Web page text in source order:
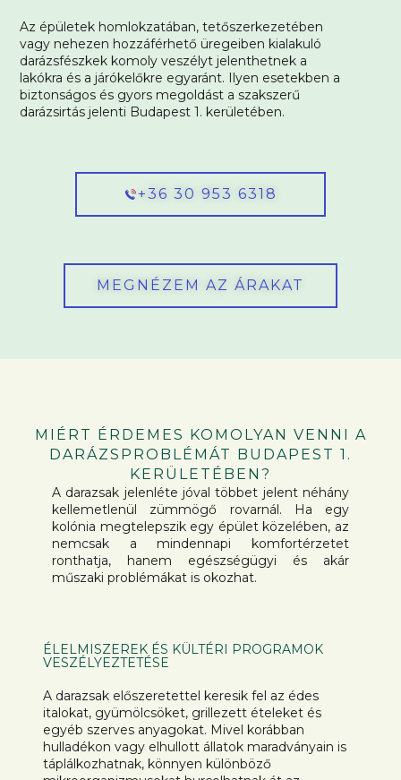
Az épületek homlokzatában, tetőszerkezetében
vagy nehezen hozzáférhető üregeiben kialakuló
darázsfészkek komoly veszélyt jelenthetnek a
lakókra és a járókelőkre egyaránt. Ilyen esetekben a
biztonságos és gyors megoldást a szakszerű
darázsirtás jelenti Budapest 1. kerületében.
+36 30 953 6318
MEGNÉZEM AZ ÁRAKAT
MIÉRT ÉRDEMES KOMOLYAN VENNI A
DARÁZSPROBLÉMÁT BUDAPEST 1.
KERÜLETÉBEN?
A darazsak jelenléte jóval többet jelent néhány
kellemetlenül zümmögő rovarnál. Ha egy
kolónia megtelepszik egy épület közelében, az
nemcsak a mindennapi komfortérzetet
ronthatja, hanem egészségügyi és akár
műszaki problémákat is okozhat.
ÉLELMISZEREK ÉS KÜLTÉRI PROGRAMOK
VESZÉLYEZTETÉSE
A darazsak előszeretettel keresik fel az édes
italokat, gyümölcsöket, grillezett ételeket és
egyéb szerves anyagokat. Mivel korábban
hulladékon vagy elhullott állatok maradványain is
táplálkozhatnak, könnyen különböző